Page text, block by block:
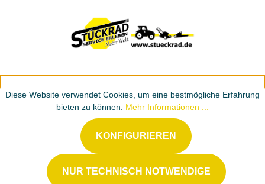
Diese Website verwendet Cookies, um eine bestmögliche Erfahrung
bieten zu können. Mehr Informationen ...
NUR TECHNISCH NOTWENDIGE
KONFIGURIEREN